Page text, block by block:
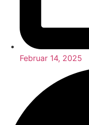
Februar 14, 2025